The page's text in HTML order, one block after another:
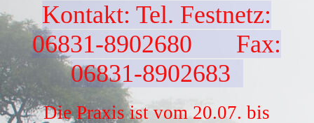
Kontakt: Tel. Festnetz:
06831-8902680 Fax:
06831-8902683
Die Praxis ist vom 20.07. bis